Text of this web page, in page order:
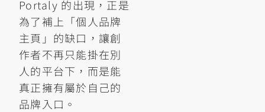
Portaly 的出現，正是
為了補上「個人品牌
主頁」的缺口，讓創
作者不再只能掛在別
人的平台下，而是能
真正擁有屬於自己的
品牌入口。